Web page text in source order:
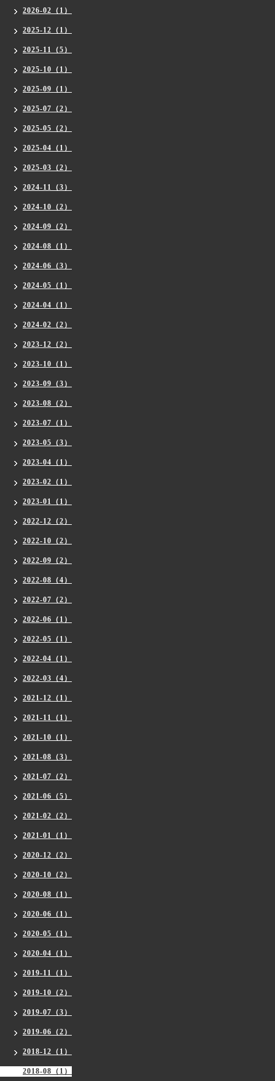
2026-02（1）
2025-12（1）
2025-11（5）
2025-10（1）
2025-09（1）
2025-07（2）
2025-05（2）
2025-04（1）
2025-03（2）
2024-11（3）
2024-10（2）
2024-09（2）
2024-08（1）
2024-06（3）
2024-05（1）
2024-04（1）
2024-02（2）
2023-12（2）
2023-10（1）
2023-09（3）
2023-08（2）
2023-07（1）
2023-05（3）
2023-04（1）
2023-02（1）
2023-01（1）
2022-12（2）
2022-10（2）
2022-09（2）
2022-08（4）
2022-07（2）
2022-06（1）
2022-05（1）
2022-04（1）
2022-03（4）
2021-12（1）
2021-11（1）
2021-10（1）
2021-08（3）
2021-07（2）
2021-06（5）
2021-02（2）
2021-01（1）
2020-12（2）
2020-10（2）
2020-08（1）
2020-06（1）
2020-05（1）
2020-04（1）
2019-11（1）
2019-10（2）
2019-07（3）
2019-06（2）
2018-12（1）
2018-08（1）